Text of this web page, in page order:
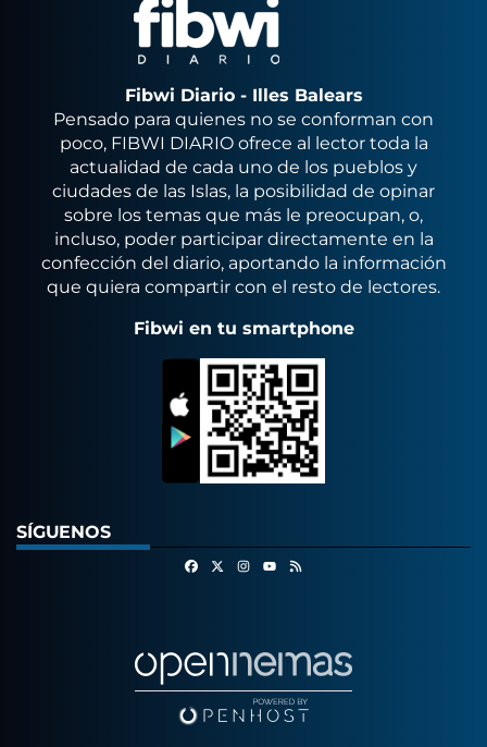
Fibwi Diario - Illes Balears
Pensado para quienes no se conforman con
poco, FIBWI DIARIO ofrece al lector toda la
actualidad de cada uno de los pueblos y
ciudades de las Islas, la posibilidad de opinar
sobre los temas que más le preocupan, o,
incluso, poder participar directamente en la
confección del diario, aportando la información
que quiera compartir con el resto de lectores.
Fibwi en tu smartphone
SÍGUENOS
FacebookInstagram